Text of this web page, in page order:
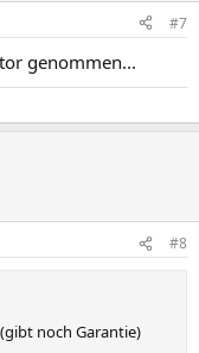
#7
genommen...
#8
noch Garantie)